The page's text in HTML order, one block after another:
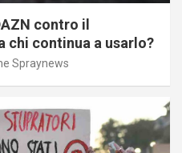
contro il
chi continua a usarlo?
Spraynews